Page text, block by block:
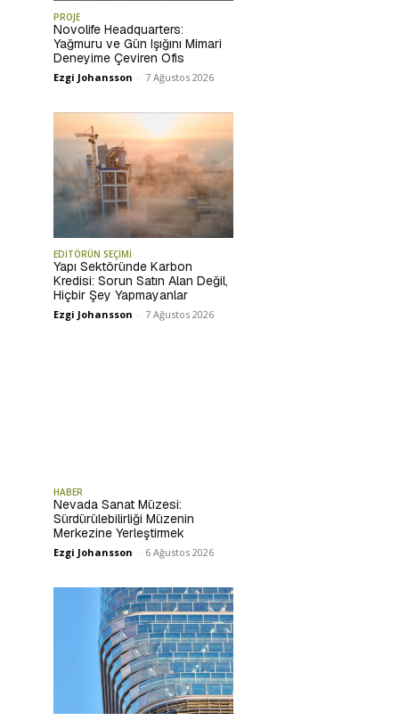
PROJE
Novolife Headquarters:
Yağmuru ve Gün Işığını Mimari
Deneyime Çeviren Ofis
Ezgi Johansson - 7 Ağustos 2026
EDİTÖRÜN SEÇİMİ
Yapı Sektöründe Karbon
Kredisi: Sorun Satın Alan Değil,
Hiçbir Şey Yapmayanlar
Ezgi Johansson - 7 Ağustos 2026
HABER
Nevada Sanat Müzesi:
Sürdürülebilirliği Müzenin
Merkezine Yerleştirmek
Ezgi Johansson - 6 Ağustos 2026